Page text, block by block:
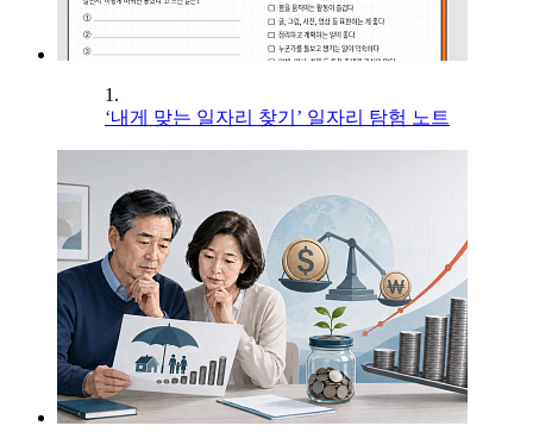
1.
‘내게 맞는 일자리 찾기’ 일자리 탐험 노트